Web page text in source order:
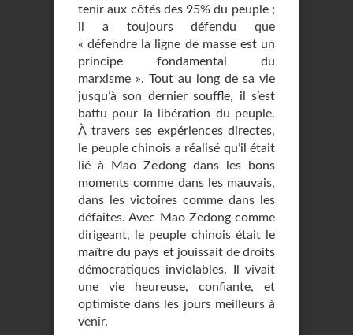
tenir aux côtés des 95% du peuple ;
il a toujours défendu que
« défendre la ligne de masse est un
principe fondamental du
marxisme ». Tout au long de sa vie
jusqu’à son dernier souffle, il s’est
battu pour la libération du peuple.
À travers ses expériences directes,
le peuple chinois a réalisé qu’il était
lié à Mao Zedong dans les bons
moments comme dans les mauvais,
dans les victoires comme dans les
défaites. Avec Mao Zedong comme
dirigeant, le peuple chinois était le
maître du pays et jouissait de droits
démocratiques inviolables. Il vivait
une vie heureuse, confiante, et
optimiste dans les jours meilleurs à
venir.